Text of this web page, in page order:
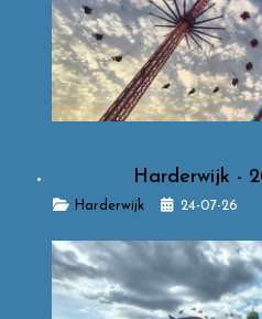
Harderwijk -
DetailsHarderwijk 24-07-26